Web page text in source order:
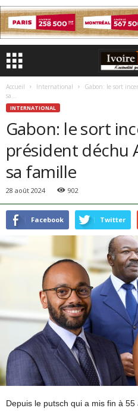
Accueil International
Gabon: le sort
sa...
INTERNATIONAL
Gabon: le sort
président déchu
sa famille
28 août 2024 902
Facebook Twitter
Depuis le putsch qui a mis fin à